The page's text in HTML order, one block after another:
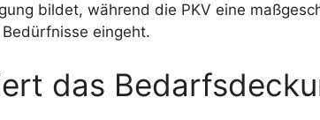
bildet, während die PKV eine
eingeht.
das